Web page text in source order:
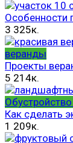
Особенности
3 325к.
веранды
Проекты
5 214к.
Обустройство
Как сделать
1 209к.